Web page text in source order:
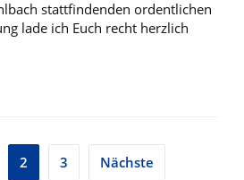
stattfindenden ordentlichen
lade ich Euch recht herzlich
2 3 Nächste